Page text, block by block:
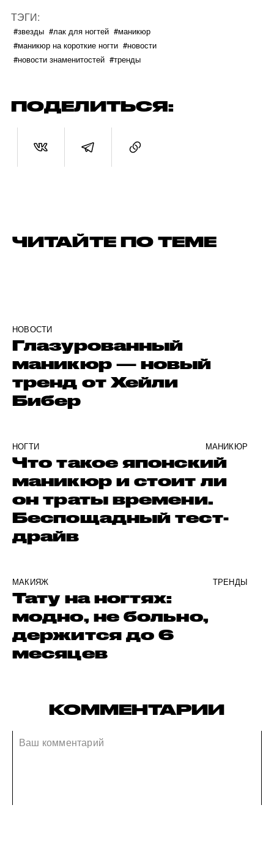
ТЭГИ:
#звезды #лак для ногтей #маникюр
#маникюр на короткие ногти #новости
#новости знаменитостей #тренды
ПОДЕЛИТЬСЯ:
ЧИТАЙТЕ ПО ТЕМЕ
НОВОСТИ
Глазурованный
маникюр — новый
тренд от Хейли
Бибер
НОГТИ МАНИКЮР
Что такое японский
маникюр и стоит ли
он траты времени.
Беспощадный тест-
драйв
МАКИЯЖ ТРЕНДЫ
Тату на ногтях:
модно, не больно,
держится до 6
месяцев
КОММЕНТАРИИ